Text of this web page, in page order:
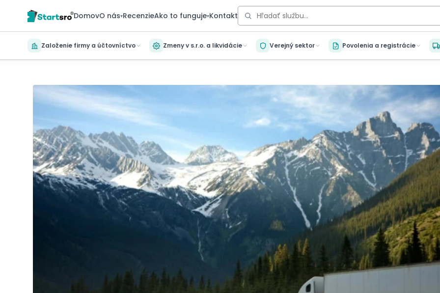
DomovO nás▾RecenzieAko to funguje▾Kontakt
Založenie firmy a účtovníctvo Zmeny v s.r.o. a likvidácie Verejný sektor Povolenia a registrácie